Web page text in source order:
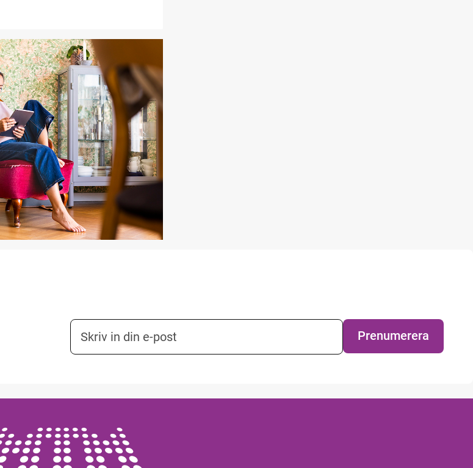
E-postadress nyhetsbrevsprenumeration
Prenumerera